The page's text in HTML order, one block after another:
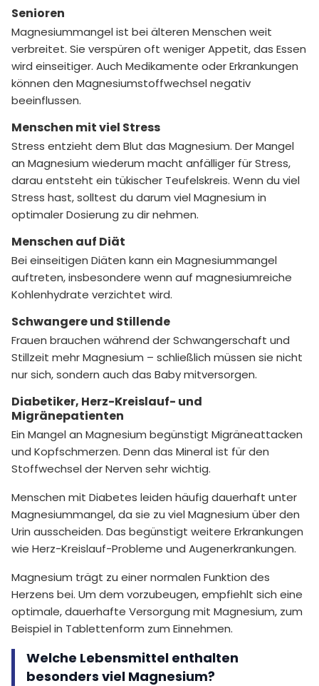
Senioren
Magnesiummangel ist bei älteren Menschen weit
verbreitet. Sie verspüren oft weniger Appetit, das Essen
wird einseitiger. Auch Medikamente oder Erkrankungen
können den Magnesiumstoffwechsel negativ
beeinflussen.
Menschen mit viel Stress
Stress entzieht dem Blut das Magnesium. Der Mangel
an Magnesium wiederum macht anfälliger für Stress,
darau entsteht ein tükischer Teufelskreis. Wenn du viel
Stress hast, solltest du darum viel Magnesium in
optimaler Dosierung zu dir nehmen.
Menschen auf Diät
Bei einseitigen Diäten kann ein Magnesiummangel
auftreten, insbesondere wenn auf magnesiumreiche
Kohlenhydrate verzichtet wird.
Schwangere und Stillende
Frauen brauchen während der Schwangerschaft und
Stillzeit mehr Magnesium – schließlich müssen sie nicht
nur sich, sondern auch das Baby mitversorgen.
Diabetiker, Herz-Kreislauf- und
Migränepatienten
Ein Mangel an Magnesium begünstigt Migräneattacken
und Kopfschmerzen. Denn das Mineral ist für den
Stoffwechsel der Nerven sehr wichtig.
Menschen mit Diabetes leiden häufig dauerhaft unter
Magnesiummangel, da sie zu viel Magnesium über den
Urin ausscheiden. Das begünstigt weitere Erkrankungen
wie Herz-Kreislauf-Probleme und Augenerkrankungen.
Magnesium trägt zu einer normalen Funktion des
Herzens bei. Um dem vorzubeugen, empfiehlt sich eine
optimale, dauerhafte Versorgung mit Magnesium, zum
Beispiel in Tablettenform zum Einnehmen.
Welche Lebensmittel enthalten
besonders viel Magnesium?